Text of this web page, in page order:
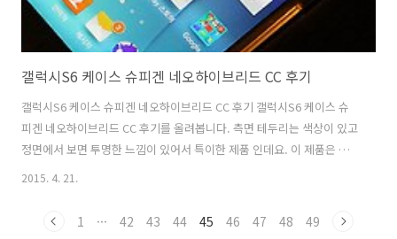
갤럭시S6 케이스 슈피겐 네오하이브리드 CC 후기
갤럭시S6 케이스 슈피겐 네오하이브리드 CC 후기 갤럭시S6 케이스 슈
피겐 네오하이브리드 CC 후기를 올려봅니다. 측면 테두리는 색상이 있고
정면에서 보면 투명한 느낌이 있어서 특이한 제품 인데요. 이 제품은 뒷
부분도 모두 투명하게 처리해서 후면이 모두 보이게 한게 특징입니다. 갤
오하이브리드 CC의 특징이죠. 갤럭시S6 엣지 케이스는 측면이 좀 더 얇
2015. 4. 21.
1 ··· 42 43 44 45 46 47 48 49